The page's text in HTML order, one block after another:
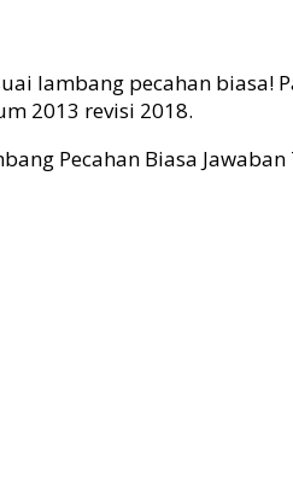
lambang pecahan
2013 revisi 2018.